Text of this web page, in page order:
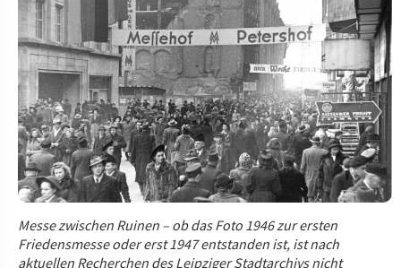
Messe zwischen Ruinen – ob das Foto 1946 zur ersten
Friedensmesse oder erst 1947 entstanden ist, ist nach
aktuellen Recherchen des Leipziger Stadtarchivs nicht